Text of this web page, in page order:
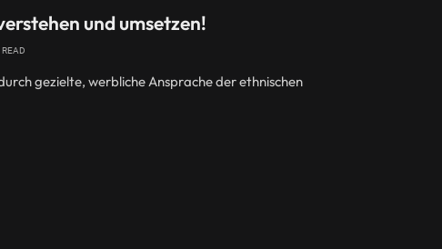
und umsetzen!
gezielte, werbliche Ansprache der ethnischen